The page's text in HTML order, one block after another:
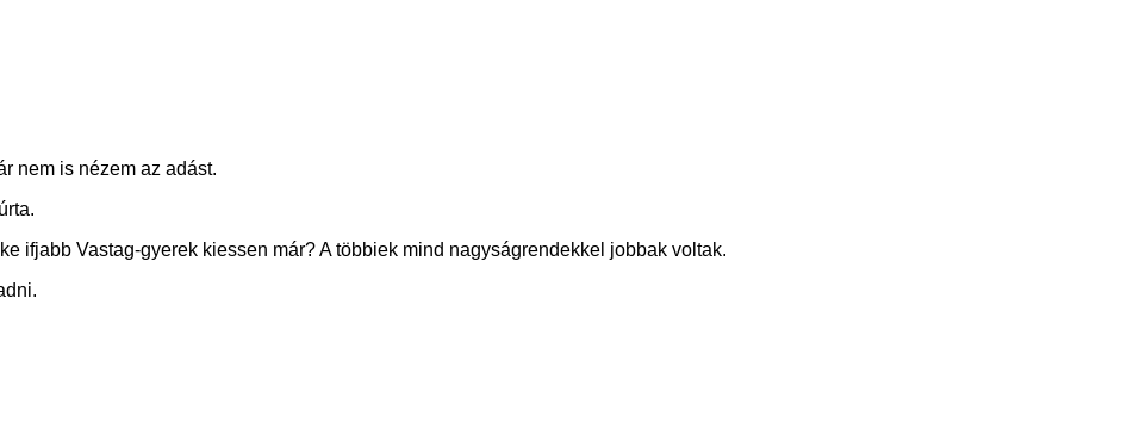
nem is nézem az adást.
ifjabb Vastag-gyerek kiessen már? A többiek mind nagyságrendekkel jobbak voltak.